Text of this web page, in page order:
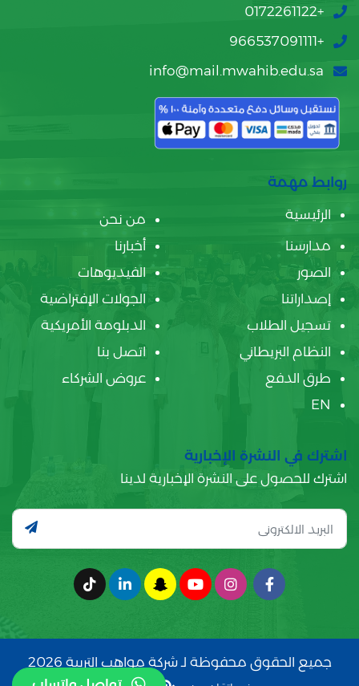
ملعب كرة القدم
قاعة التدريب
+0172261122
+966537091111
info@mail.mwahib.edu.sa
روابط مهمة
الرئيسية
من نحن
مدارسنا
أخبارنا
الصور
الفيديوهات
إصداراتنا
الجولات الإفتراضية
تسجيل الطلاب
الدبلومة الأمريكية
النظام البريطاني
اتصل بنا
طرق الدفع
عروض الشركاء
EN
اشترك في النشرة الإخبارية
اشترك للحصول على النشرة الإخبارية لدينا
جميع الحقوق محفوظة لـ شركة مواهب التربية 2026